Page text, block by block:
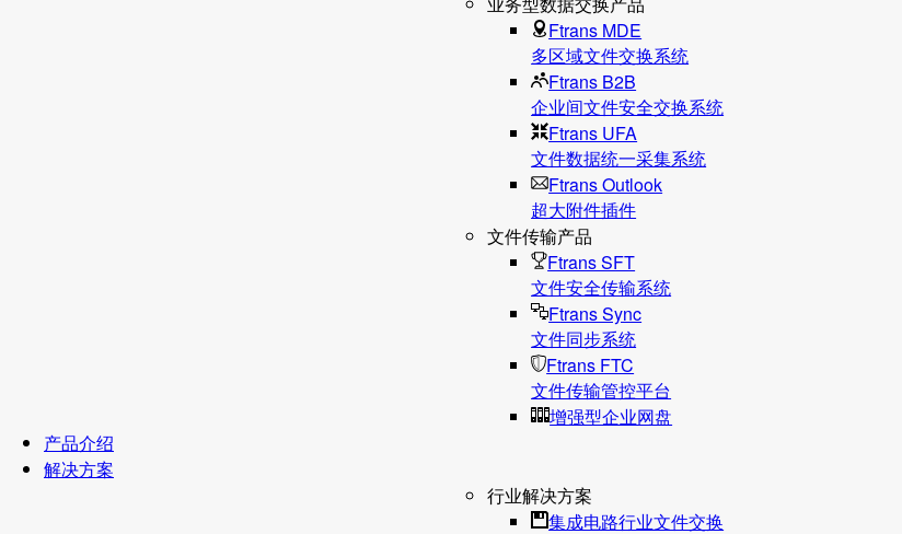
Ftrans MDE
多区域文件交换系统
Ftrans B2B
企业间文件安全交换系统
Ftrans UFA
文件数据统⼀采集系统
Ftrans Outlook
超大附件插件
文件传输产品
Ftrans SFT
文件安全传输系统
Ftrans Sync
文件同步系统
Ftrans FTC
文件传输管控平台
增强型企业网盘
产品介绍
解决方案
行业解决方案
集成电路行业文件交换